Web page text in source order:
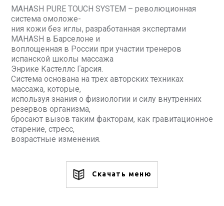
MAHASH PURE TOUCH SYSTEM – революционная
система омоложе-
ния кожи без иглы, разработанная экспертами
MAHASH в Барселоне и
воплощенная в России при участии тренеров
испанской школы массажа
Энрике Кастеллс Гарсия.
Система основана на трех авторских техниках
массажа, которые,
используя знания о физиологии и силу внутренних
резервов организма,
бросают вызов таким факторам, как гравитационное
старение, стресс,
возрастные изменения.
Скачать меню